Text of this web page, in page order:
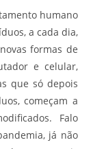
humano
a cada dia,
formas de
e celular,
que só depois
começam a
Falo
já não